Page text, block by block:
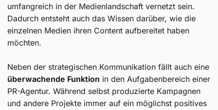
umfangreich in der Medienlandschaft vernetzt sein.
Dadurch entsteht auch das Wissen darüber, wie die
einzelnen Medien ihren Content aufbereitet haben
möchten.
Neben der strategischen Kommunikation fällt auch eine
überwachende Funktion in den Aufgabenbereich einer
PR-Agentur. Während selbst produzierte Kampagnen
und andere Projekte immer auf ein möglichst positives